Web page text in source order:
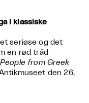
i klassiske
seriøse og det
en rød tråd
People from Greek
den 26.